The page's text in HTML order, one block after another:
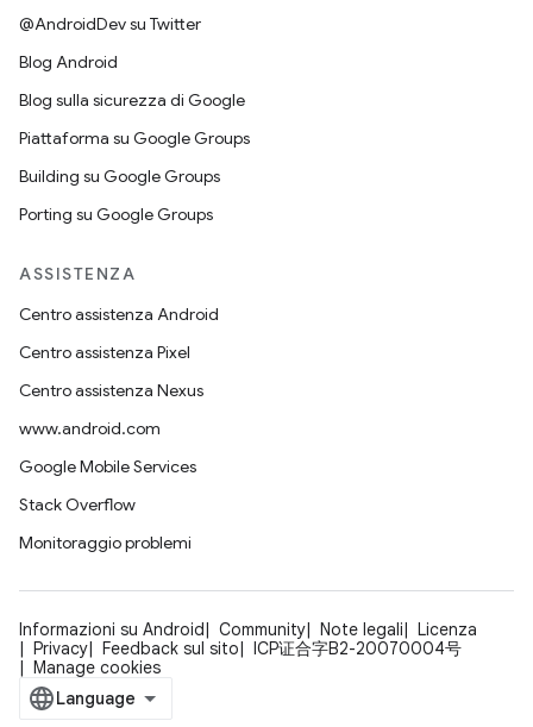
@AndroidDev su Twitter
Blog Android
Blog sulla sicurezza di Google
Piattaforma su Google Groups
Building su Google Groups
Porting su Google Groups
ASSISTENZA
Centro assistenza Android
Centro assistenza Pixel
Centro assistenza Nexus
www.android.com
Google Mobile Services
Stack Overflow
Monitoraggio problemi
Informazioni su Android Community Note legali
Licenza
Privacy
Feedback sul sito
ICP证合字B2-20070004号
Manage cookies